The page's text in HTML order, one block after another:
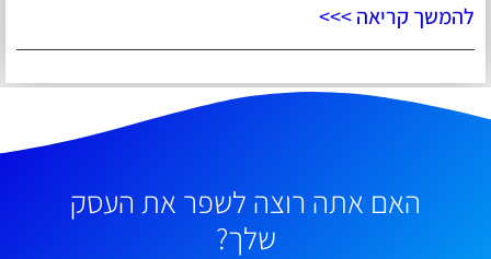
להמשך קריאה >>>
האם אתה רוצה לשפר את העסק
שלך?